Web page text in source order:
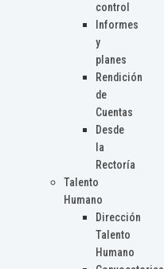
control
Informes
y
planes
Rendición
de
Cuentas
Desde
la
Rectoría
Talento
Humano
Dirección
Talento
Humano